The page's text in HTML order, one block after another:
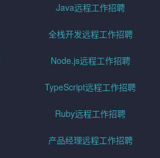
Java远程工作招聘
全栈开发远程工作招聘
Node.js远程工作招聘
TypeScript远程工作招聘
Ruby远程工作招聘
产品经理远程工作招聘